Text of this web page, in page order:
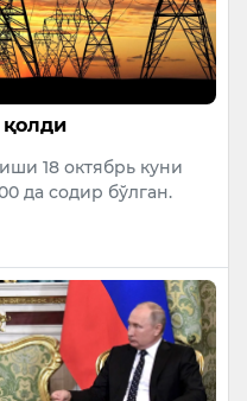
қолди
18 октябрь куни
да содир бўлган.